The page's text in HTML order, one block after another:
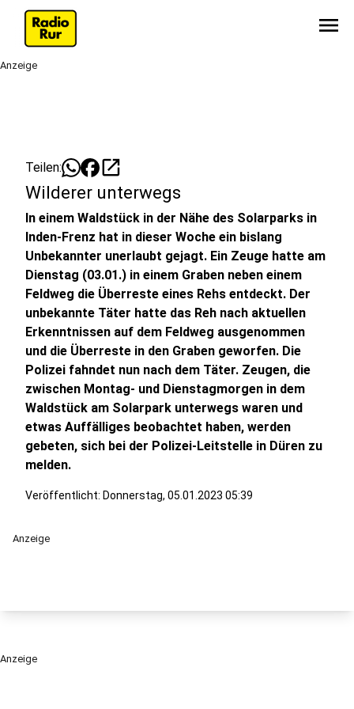
menu
Anzeige
Teilen: open_in_new
Wilderer unterwegs
In einem Waldstück in der Nähe des Solarparks in
Inden-Frenz hat in dieser Woche ein bislang
Unbekannter unerlaubt gejagt. Ein Zeuge hatte am
Dienstag (03.01.) in einem Graben neben einem
Feldweg die Überreste eines Rehs entdeckt. Der
unbekannte Täter hatte das Reh nach aktuellen
Erkenntnissen auf dem Feldweg ausgenommen
und die Überreste in den Graben geworfen. Die
Polizei fahndet nun nach dem Täter. Zeugen, die
zwischen Montag- und Dienstagmorgen in dem
Waldstück am Solarpark unterwegs waren und
etwas Auffälliges beobachtet haben, werden
gebeten, sich bei der Polizei-Leitstelle in Düren zu
melden.
Veröffentlicht: Donnerstag, 05.01.2023 05:39
Anzeige
Anzeige